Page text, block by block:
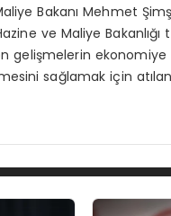
Bakanı Mehmet
ve Maliye Bakanlığı
gelişmelerin
sağlamak için